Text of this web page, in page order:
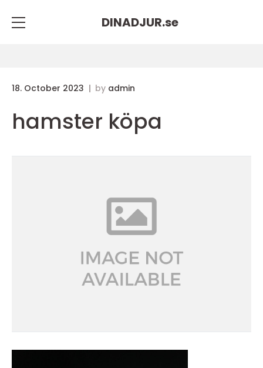
DINADJUR.se
18. October 2023 by admin
hamster köpa